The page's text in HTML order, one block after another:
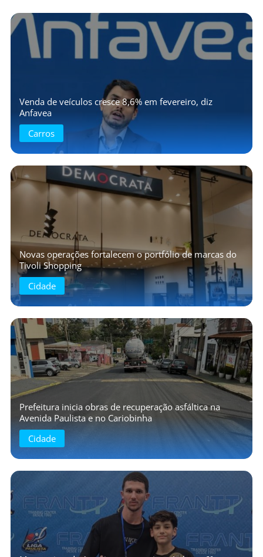
Venda de veículos cresce 8,6% em fevereiro, diz
Anfavea
Carros
Novas operações fortalecem o portfólio de marcas do
Tivoli Shopping
Cidade
Prefeitura inicia obras de recuperação asfáltica na
Avenida Paulista e no Cariobinha
Cidade